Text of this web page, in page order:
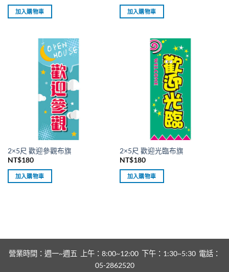
加入購物車 加入購物車
2×5尺 歡迎參觀布旗
NT$180
加入購物車
2×5尺 歡迎光臨布旗
NT$180
加入購物車
營業時間：週一~週五 上午：8:00~12:00 下午：1:30~5:30 電話：
05-2862520